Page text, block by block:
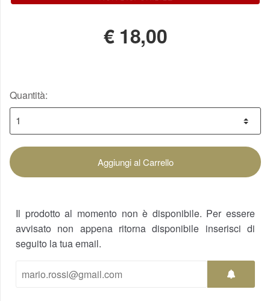
€ 18,00
Quantità:
Aggiungi al Carrello
Il prodotto al momento non è disponibile. Per essere
avvisato non appena ritorna disponibile inserisci di
seguito la tua email.